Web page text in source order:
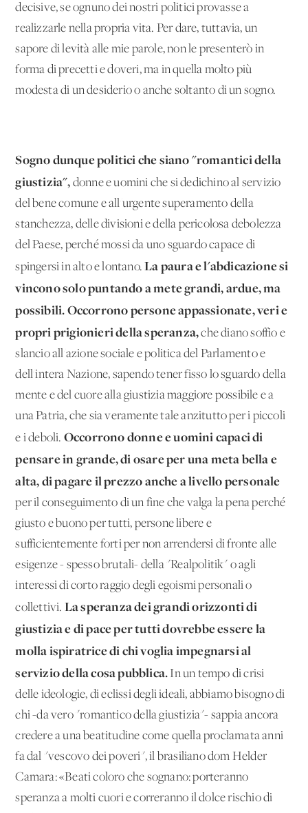
decisive, se ognuno dei nostri politici provasse a
realizzarle nella propria vita. Per dare, tuttavia, un
sapore di levità alle mie parole, non le presenterò in
forma di precetti e doveri, ma in quella molto più
modesta di un desiderio o anche soltanto di un sogno.
Sogno dunque politici che siano "romantici della
giustizia", donne e uomini che si dedichino al servizio
del bene comune e all'urgente superamento della
stanchezza, delle divisioni e della pericolosa debolezza
del Paese, perché mossi da uno sguardo capace di
spingersi in alto e lontano.La paura e l'abdicazione si
vincono solo puntando a mete grandi, ardue, ma
possibili.Occorrono persone appassionate, veri e
propri prigionieri della speranza,che diano soffio e
slancio all'azione sociale e politica del Parlamento e
dell'intera Nazione, sapendo tener fisso lo sguardo della
mente e del cuore alla giustizia maggiore possibile e a
una Patria, che sia veramente tale anzitutto per i piccoli
e i deboli. Occorrono donne e uomini capaci di
pensare in grande, di osare per una meta bella e
alta, di pagare il prezzo anche a livello personale
per il conseguimento di un fine che valga la pena perché
giusto e buono per tutti, persone libere e
sufficientemente forti per non arrendersi di fronte alle
esigenze - spesso brutali- della "Realpolitik" o agli
interessi di corto raggio degli egoismi personali o
collettivi. La speranza dei grandi orizzonti di
giustizia e di pace per tutti dovrebbe essere la
molla ispiratrice di chi voglia impegnarsi al
servizio della cosa pubblica. In un tempo di crisi
delle ideologie, di eclissi degli ideali, abbiamo bisogno di
chi -da vero "romantico della giustizia"- sappia ancora
credere a una beatitudine come quella proclamata anni
fa dal "vescovo dei poveri", il brasiliano dom Helder
Camara: «Beati coloro che sognano: porteranno
speranza a molti cuori e correranno il dolce rischio di